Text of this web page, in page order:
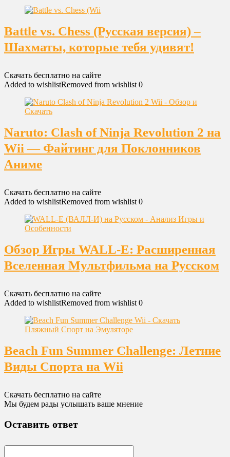
Battle vs. Chess (Русская версия) –
Шахматы, которые тебя удивят!
Скачать бесплатно на сайте
Added to wishlistRemoved from wishlist 0
Naruto: Clash of Ninja Revolution 2 на
Wii — Файтинг для Поклонников
Аниме
Скачать бесплатно на сайте
Added to wishlistRemoved from wishlist 0
Обзор Игры WALL-E: Расширенная
Вселенная Мультфильма на Русском
Скачать бесплатно на сайте
Added to wishlistRemoved from wishlist 0
Beach Fun Summer Challenge: Летние
Виды Спорта на Wii
Скачать бесплатно на сайте
Мы будем рады услышать ваше мнение
Оставить ответ